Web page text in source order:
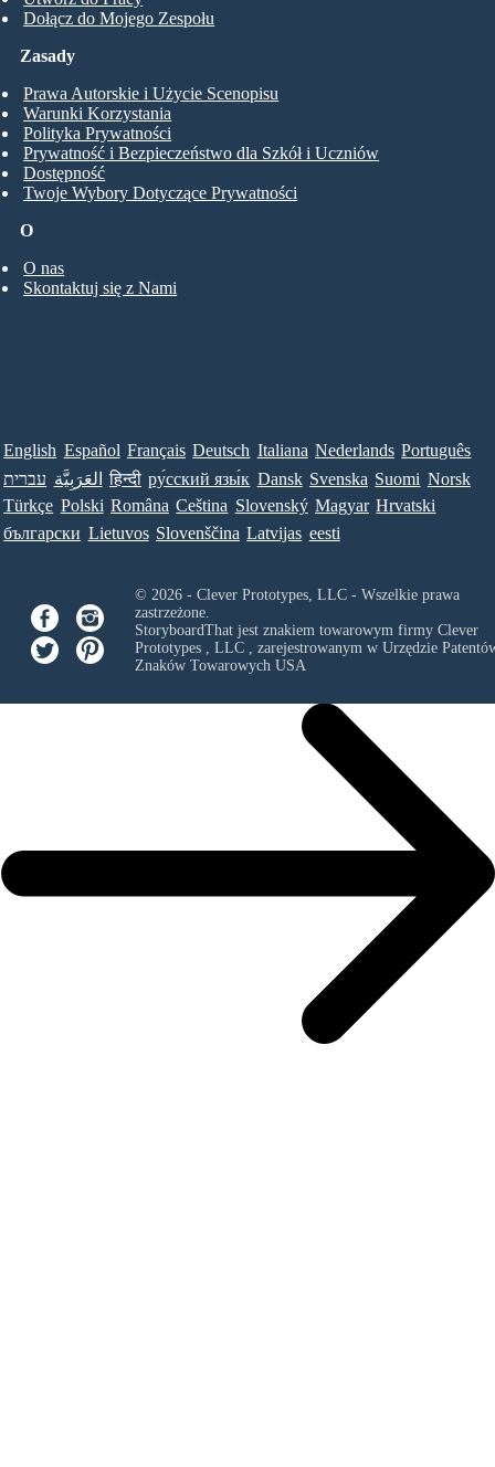
Dołącz do Mojego Zespołu
O
O nas
Skontaktuj się z Nami
Zasady
Prawa Autorskie i Użycie Scenopisu
Warunki Korzystania
Polityka Prywatności
Prywatność i Bezpieczeństwo dla Szkół i Uczniów
Dostępność
Twoje Wybory Dotyczące Prywatności
English Español Français Deutsch Italiana Nederlands Português
עברית العَرَبِيَّة हिन्दी ру́сский язы́к Dansk Svenska Suomi Norsk
Türkçe Polski Româna Ceština Slovenský Magyar Hrvatski
български Lietuvos Slovenščina Latvijas eesti
© 2026 - Clever Prototypes, LLC - Wszelkie prawa
zastrzeżone.
StoryboardThat jest znakiem towarowym firmy Clever
Prototypes , LLC, zarejestrowanym w Urzędzie
Znaków Towarowych USA